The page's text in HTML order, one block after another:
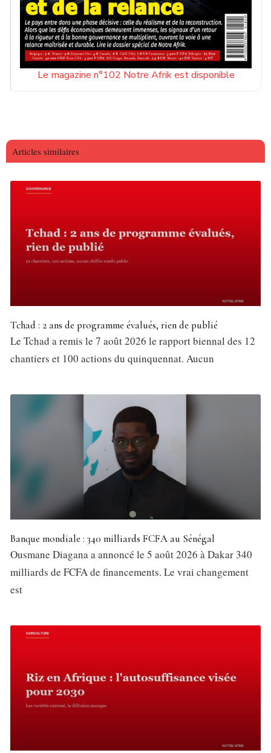
Le magazine n°102 Notre Afrik est disponible
Articles similaires
Tchad : 2 ans de programme évalués, rien de publié
Le Tchad a remis le 7 août 2026 le rapport biennal des 12
chantiers et 100 actions du quinquennat. Aucun
Banque mondiale : 340 milliards FCFA au Sénégal
Ousmane Diagana a annoncé le 5 août 2026 à Dakar 340
milliards de FCFA de financements. Le vrai changement
est